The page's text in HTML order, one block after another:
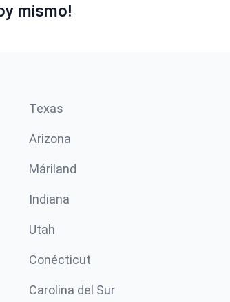
mismo!
Texas
Arizona
Máriland
Indiana
Utah
Conécticut
Carolina del Sur